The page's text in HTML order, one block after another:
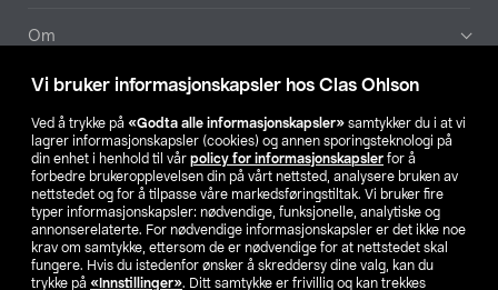
Vi bruker informasjonskapsler hos Clas Ohlson
Ved å trykke på «Godta alle informasjonskapsler» samtykker du i at vi
lagrer informasjonskapsler (cookies) og annen sporingsteknologi på
din enhet i henhold til vår policy for informasjonskapsler for å
forbedre brukeropplevelsen din på vårt nettsted, analysere bruken av
nettstedet og for å tilpasse våre markedsføringstiltak. Vi bruker fire
typer informasjonskapsler: nødvendige, funksjonelle, analytiske og
annonserelaterte. For nødvendige informasjonskapsler er det ikke noe
krav om samtykke, ettersom de er nødvendige for at nettstedet skal
fungere. Hvis du istedenfor ønsker å skreddersy dine valg, kan du
trykke på «Innstillinger». Ditt samtykke er frivillig og kan trekkes
Om
Aktuelt
Våre selskaper
Finn din butikk
SE NO FI